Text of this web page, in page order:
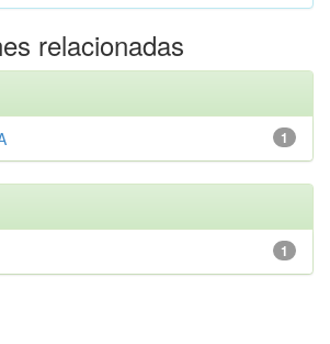
relacionadas
1
1